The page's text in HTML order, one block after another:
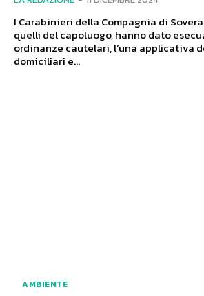
I Carabinieri della Compagnia di
quelli del capoluogo, hanno dato
ordinanze cautelari, l’una applicativa
domiciliari e...
AMBIENTE